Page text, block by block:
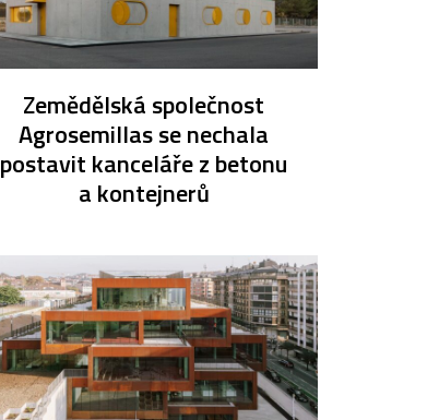
Zemědělská společnost
Agrosemillas se nechala
postavit kanceláře z betonu
a kontejnerů